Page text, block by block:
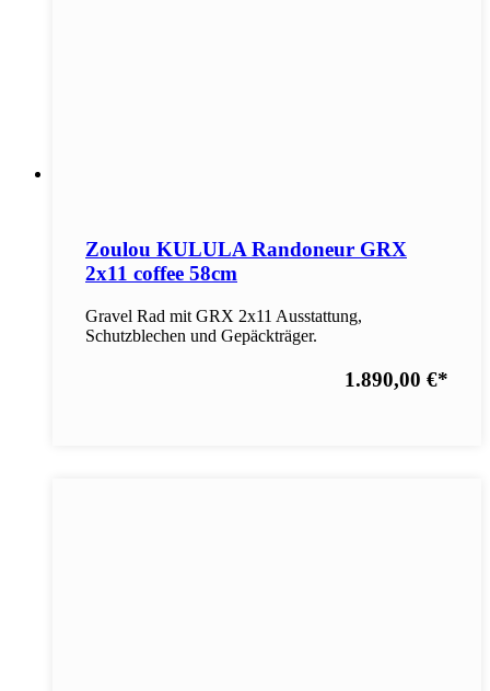
Zoulou KULULA Randoneur GRX
2x11 coffee 58cm
Gravel Rad mit GRX 2x11 Ausstattung,
Schutzblechen und Gepäckträger.
1.890,00 €*